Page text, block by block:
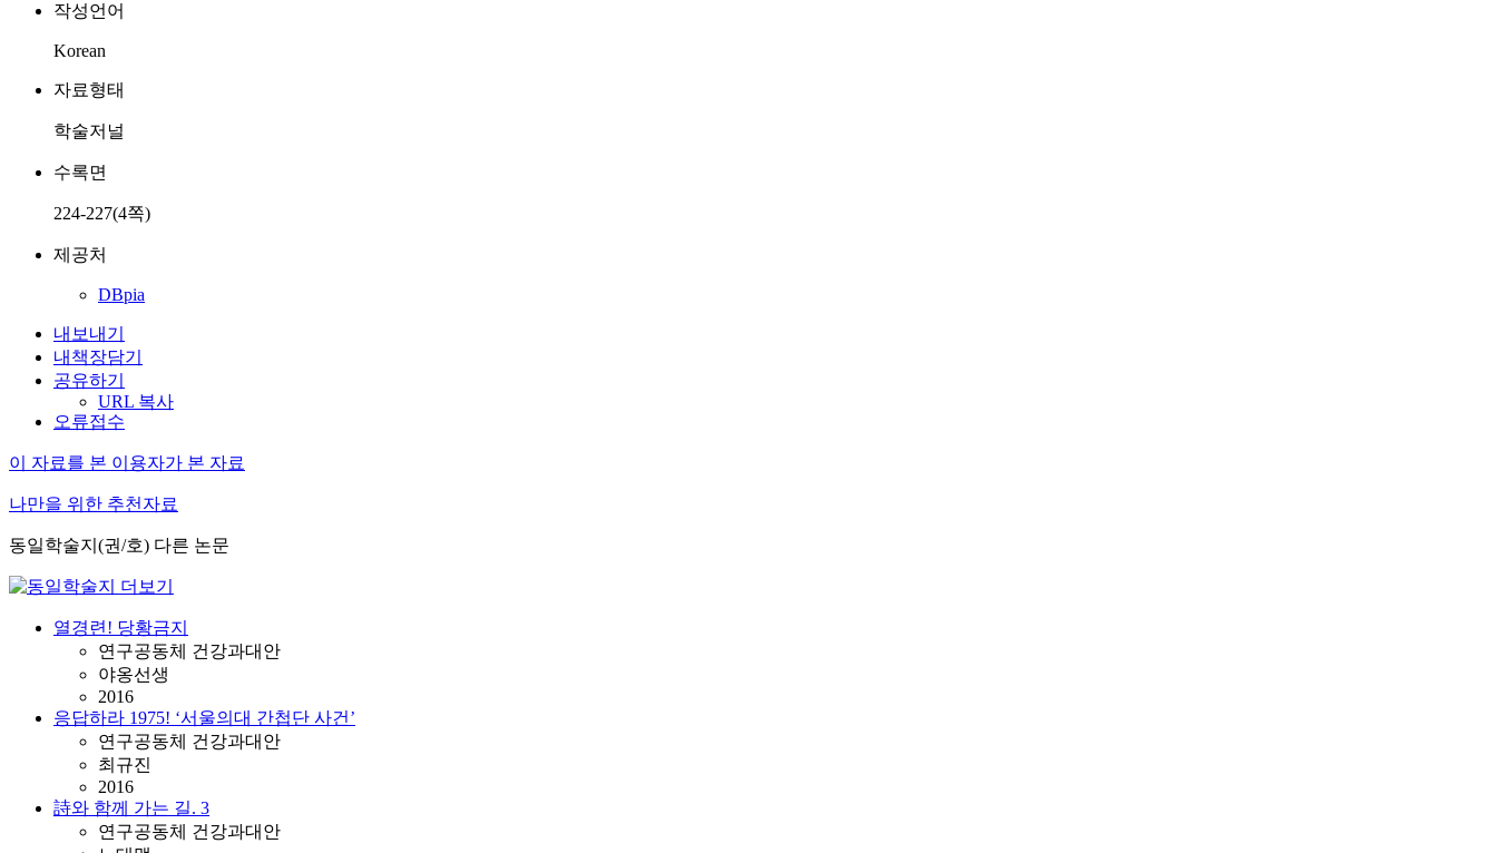
작성언어
Korean
자료형태
학술저널
수록면
224-227(4쪽)
제공처
DBpia
내보내기
내책장담기
공유하기
URL 복사
오류접수
이 자료를 본 이용자가 본 자료
나만을 위한 추천자료
동일학술지(권/호) 다른 논문
열경련! 당황금지
연구공동체 건강과대안
야옹선생
2016
응답하라 1975! ‘서울의대 간첩단 사건’
연구공동체 건강과대안
최규진
2016
詩와 함께 가는 길. 3
연구공동체 건강과대안